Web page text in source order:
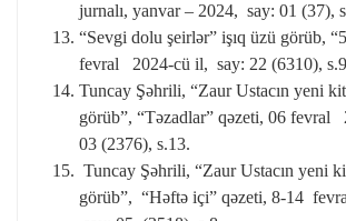
jurnalı, yanvar – 2024, say: 01 (37),
“Sevgi dolu şeirlər” işıq üzü görüb,
fevral 2024-cü il, say: 22 (6310),
Tuncay Şəhrili, “Zaur Ustacın yeni
görüb”, “Təzadlar” qəzeti, 06
03 (2376), s.13.
Tuncay Şəhrili, “Zaur Ustacın yeni
görüb”, “Həftə içi” qəzeti, 8-14